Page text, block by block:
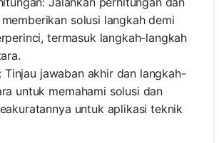
solusi langkah demi
termasuk langkah-langkah
Tinjau jawaban akhir dan langkah-
untuk memahami solusi dan
untuk aplikasi teknik